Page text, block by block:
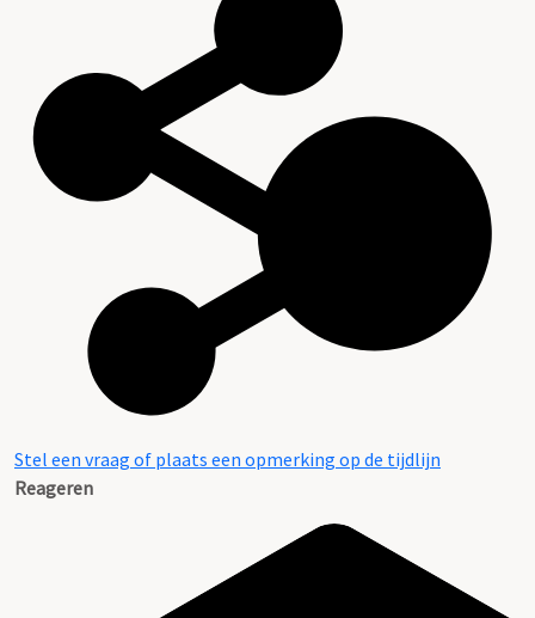
Stel een vraag of plaats een opmerking op de tijdlijn
Reageren